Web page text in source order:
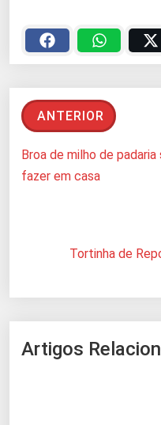
ANTERIOR
Broa de milho de
fazer em casa
Tortinha de
Artigos